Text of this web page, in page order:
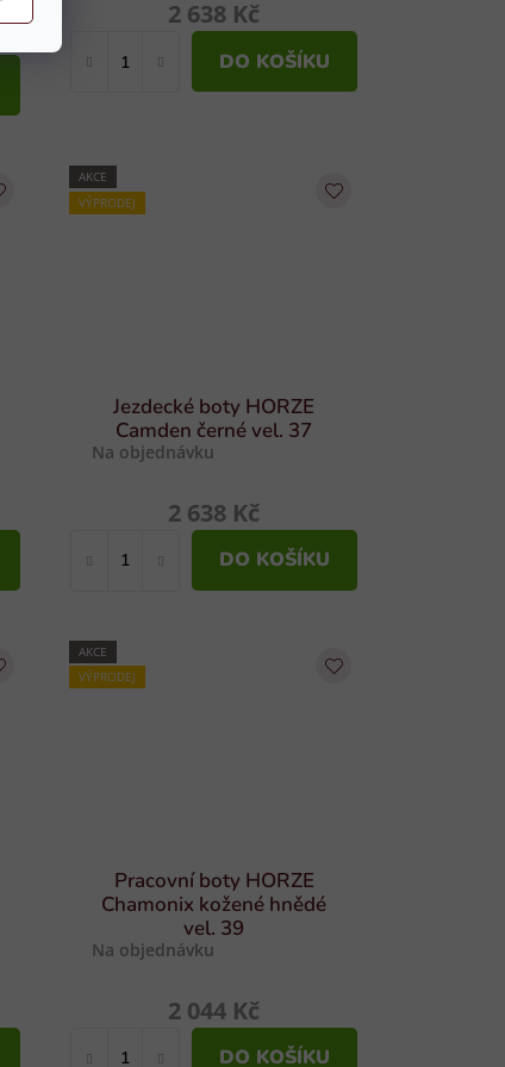
2 638 Kč
DO KOŠÍKU
AKCE
VÝPRODEJ
Jezdecké boty HORZE
Camden černé vel. 37
Na objednávku
2 638 Kč
DO KOŠÍKU
AKCE
VÝPRODEJ
Pracovní boty HORZE
Chamonix kožené hnědé
vel. 39
Na objednávku
2 044 Kč
DO KOŠÍKU